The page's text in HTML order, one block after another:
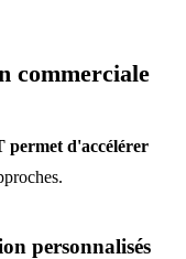
commerciale
permet d'accélérer
personnalisés